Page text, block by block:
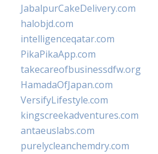
JabalpurCakeDelivery.com
halobjd.com
intelligenceqatar.com
PikaPikaApp.com
takecareofbusinessdfw.org
HamadaOfJapan.com
VersifyLifestyle.com
kingscreekadventures.com
antaeuslabs.com
purelycleanchemdry.com